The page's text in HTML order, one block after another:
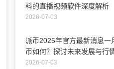
料的直播视频软件深度解析
2026-07-03
派币2025年官方最新消息一
币如何？探讨未来发展与行情
势
2026-07-03